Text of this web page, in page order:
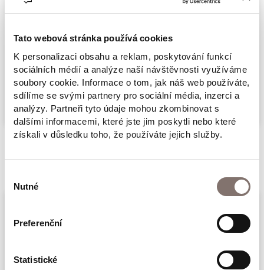
Tato webová stránka používá cookies
K personalizaci obsahu a reklam, poskytování funkcí
sociálních médií a analýze naší návštěvnosti využíváme
soubory cookie. Informace o tom, jak náš web používáte,
sdílíme se svými partnery pro sociální média, inzerci a
analýzy. Partneři tyto údaje mohou zkombinovat s
dalšími informacemi, které jste jim poskytli nebo které
získali v důsledku toho, že používáte jejich služby.
souhlasu
Nutné
Preferenční
Statistické
jsou vždy doplněny historickým úvodem do
děje. Od takřka mytických počátků se kniha
dostává k prvním doloženým aktérům
českého letectví Jana Kašpara a Boženy
Laglerové. Nechybí kapitola o smrti
Rastislava Štefánika, ani letecké bitvy
generála Fajtla. Přes éru komunismu se pak
dostává až ke dnešku. Kniha je doplněna
Vydání knihy podpořilo Ministerstvo kultury
Více
Související produkty